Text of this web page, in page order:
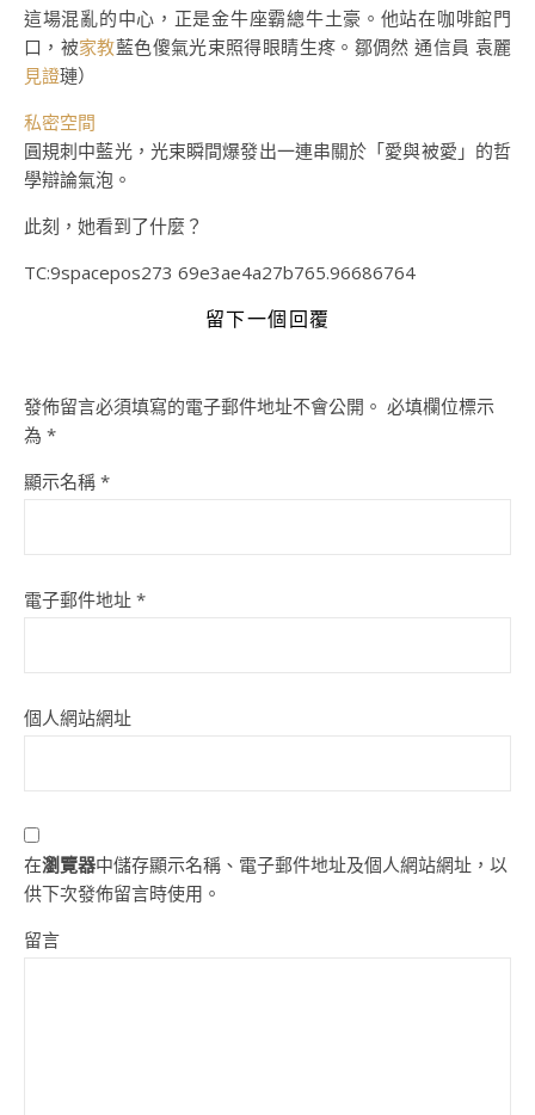
這場混亂的中心，正是金牛座霸總牛土豪。他站在咖啡館門
口，被家教藍色傻氣光束照得眼睛生疼。鄒倜然 通信員 袁麗
見證璉）
私密空間
圓規刺中藍光，光束瞬間爆發出一連串關於「愛與被愛」的哲
學辯論氣泡。
此刻，她看到了什麼？
TC:9spacepos273 69e3ae4a27b765.96686764
留下一個回覆
發佈留言必須填寫的電子郵件地址不會公開。 必填欄位標示
為 *
顯示名稱 *
電子郵件地址 *
個人網站網址
在瀏覽器中儲存顯示名稱、電子郵件地址及個人網站網址，以
供下次發佈留言時使用。
留言